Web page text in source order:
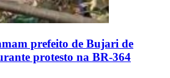
prefeito de Bujari de
protesto na BR-364